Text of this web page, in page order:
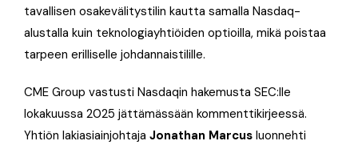
tavallisen osakevälitystilin kautta samalla Nasdaq-
alustalla kuin teknologiayhtiöiden optioilla, mikä poistaa
tarpeen erilliselle johdannaistilille.
CME Group vastusti Nasdaqin hakemusta SEC:lle
lokakuussa 2025 jättämässään kommenttikirjeessä.
Yhtiön lakiasiainjohtaja Jonathan Marcus luonnehti